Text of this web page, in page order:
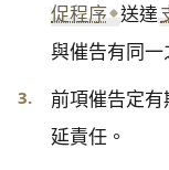
促程序 送達
與催告有同一
3.
前項催告定
延責任。